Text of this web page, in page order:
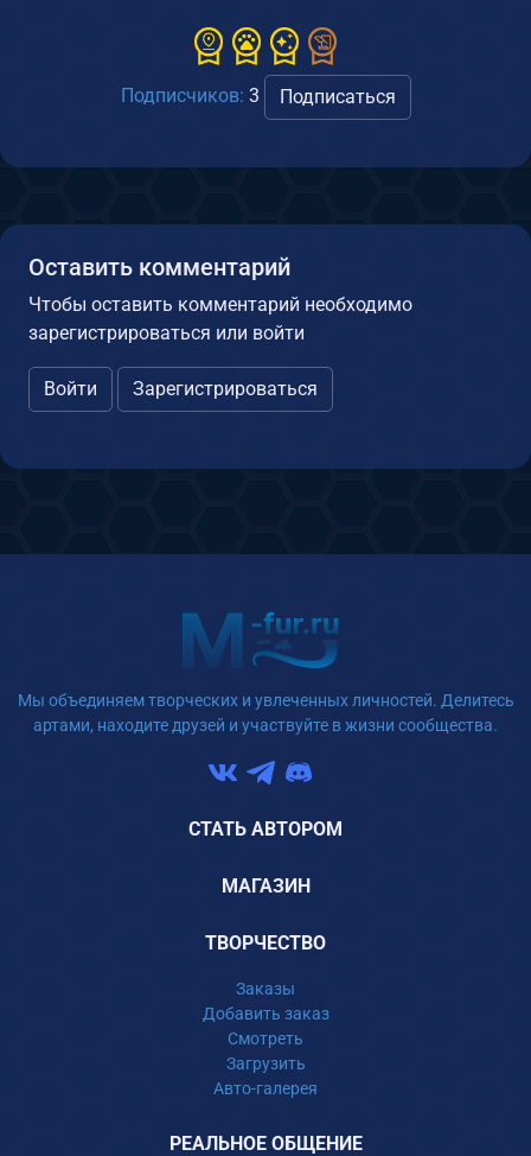
Подписчиков: 3 Подписаться
Оставить комментарий
Чтобы оставить комментарий необходимо
зарегистрироваться или войти
Войти Зарегистрироваться
Мы объединяем творческих и увлеченных личностей. Делитесь
артами, находите друзей и участвуйте в жизни сообщества.
СТАТЬ АВТОРОМ
МАГАЗИН
ТВОРЧЕСТВО
Заказы
Добавить заказ
Смотреть
Загрузить
Авто-галерея
РЕАЛЬНОЕ ОБЩЕНИЕ